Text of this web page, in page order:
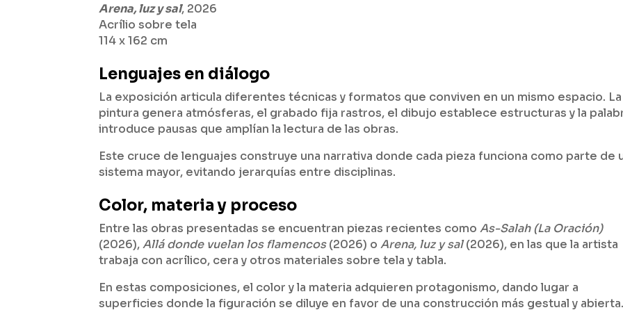
Arena, luz y sal, 2026
Acrílio sobre tela
114 x 162 cm
Lenguajes en diálogo
La exposición articula diferentes técnicas y formatos que conviven en un mismo espacio. La
pintura genera atmósferas, el grabado fija rastros, el dibujo establece estructuras y la
introduce pausas que amplían la lectura de las obras.
Este cruce de lenguajes construye una narrativa donde cada pieza funciona como parte de
sistema mayor, evitando jerarquías entre disciplinas.
Color, materia y proceso
Entre las obras presentadas se encuentran piezas recientes como As-Salah (La Oración)
(2026),Allá donde vuelan los flamencos(2026) o Arena, luz y sal(2026), en las que la artista
trabaja con acrílico, cera y otros materiales sobre tela y tabla.
En estas composiciones, el color y la materia adquieren protagonismo, dando lugar a
superficies donde la figuración se diluye en favor de una construcción más gestual y abierta.